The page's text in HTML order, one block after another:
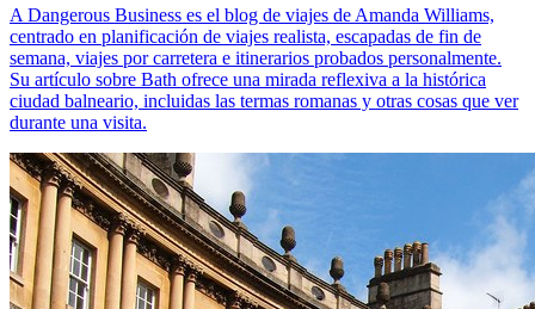
A Dangerous Business es el blog de viajes de Amanda Williams,
centrado en planificación de viajes realista, escapadas de fin de
semana, viajes por carretera e itinerarios probados personalmente.
Su artículo sobre Bath ofrece una mirada reflexiva a la histórica
ciudad balneario, incluidas las termas romanas y otras cosas que ver
durante una visita.